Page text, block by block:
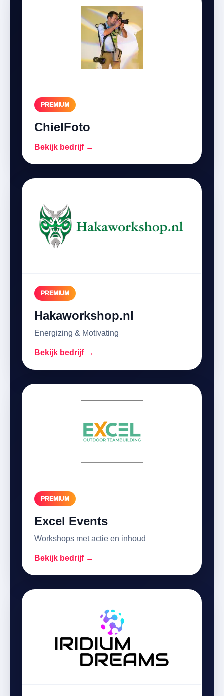
PREMIUM
ChielFoto
Bekijk bedrijf →
PREMIUM
Hakaworkshop.nl
Energizing & Motivating
Bekijk bedrijf →
PREMIUM
Excel Events
Workshops met actie en inhoud
Bekijk bedrijf →